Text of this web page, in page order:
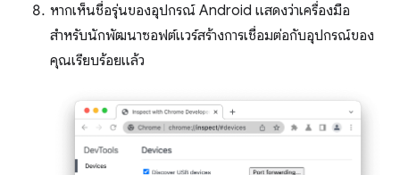
หากเห็นชื่อรุ่นของอุปกรณ์ Android แสดงว่าเครื่องมือ
สำหรับนักพัฒนาซอฟต์แวร์สร้างการเชื่อมต่อกับอุปกรณ์ของ
คุณเรียบร้อยแล้ว